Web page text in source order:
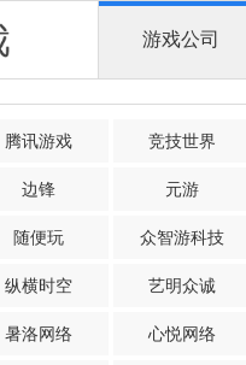
游戏公司
腾讯游戏 竞技世界
边锋 元游
随便玩 众智游科技
纵横时空 艺明众诚
暑洛网络 心悦网络